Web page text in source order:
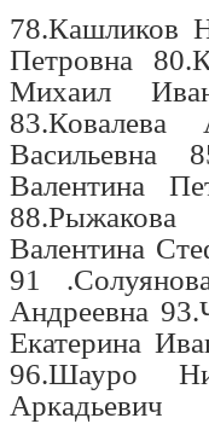
78.Кашликов
Петровна
Михаил
Васильевна
Валентина
Валентина
91
Андреевна
Екатерина
96.Шауро
Аркадьевич